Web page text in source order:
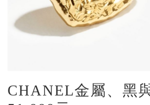
CHANEL金屬、黑